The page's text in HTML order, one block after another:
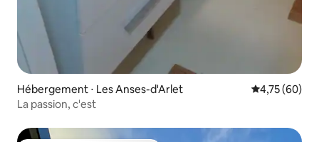
Hébergement ⋅ Les Anses-d'Arlet Évaluation
4,75 (60)
La passion, c'est